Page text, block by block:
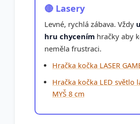
🔴 Lasery
Levné, rychlá zábava. Vždy
hru chycením hračky aby
neměla frustraci.
Hračka kočka LASER
Hračka kočka LED světlo
MYŠ 8 cm